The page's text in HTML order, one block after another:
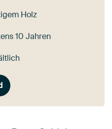
Holz
10 Jahren